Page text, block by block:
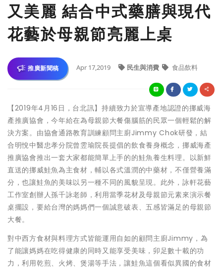
又美麗 結合中式藥膳與現代
花藝於母親節亮麗上桌
推廣新聞稿 Apr 17,2019 民生與消費 食品飲料
【2019年4月16日，台北訊】持續致力於宣導產地認證的挪威海
產推廣協會，今年給在為母親節大餐傷腦筋的民眾一個輕鬆的解
決方案。由協會通路教育訓練顧問主廚Jimmy Chok研發，結
合明悅中醫忠孝分院曾雴瑜院長提倡的飲食養身概念，挪威海產
推廣協會推出一套大家都能簡單上手的的鮭魚養生料理。以新鮮
直送的挪威鮭魚為主食材，輔以各式溫潤的中藥材，不僅營養滿
分，也讓鮭魚的美味以另一種不同的風貌呈現。此外，詠軒花藝
工作室創辦人孫千詠老師，利用當季花材及母親節元素來演示餐
桌擺設，要給台灣的媽媽們一個誠意破表、五感皆滿足的母親節
大餐。
對中西方食材與料理方式皆能運用自如的顧問主廚Jimmy，為
了能讓媽媽在吃得健康的同時又能享受美味，卯足數十載的功
力，利用乾煎、火烤、煲湯等手法，讓鮭魚這個看似異國的食材